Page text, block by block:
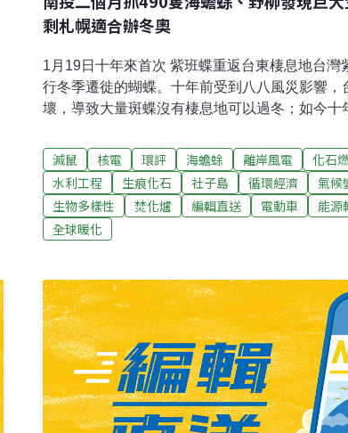
剩札幌適合辦冬奧
1月19日十年來首次 紫班蝶重返台東棲息地台灣
行冬季遷徙的蝴蝶。十年前受到八八風災影響，
壞，導致大量斑蝶沒有棲息地可以過冬；如今十
說，可能再也看不到過去聚集上百萬隻蝴蝶谷的
量開發，斑蝶們分開在不同山谷，改成小規模的
導）台東焚化爐年後重啟試燒 周邊鄰里增發補助
垃圾，掩埋場爆滿垃圾無處可去，台東縣經過議
不用的垃圾焚化爐整修後重新啟爐。環保局評估
（18）日特別宣布回饋金方案增列周邊鄰里發
視新聞報導）
滅鼠 核電 環評 海蟾蜍 離岸風電
化石
水利工程
生痕化石 社子島 循環經濟
氣候
生物多樣性
焚化爐 編輯直送 電動車
能源
全球暖化